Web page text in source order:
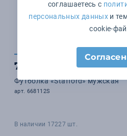
720 ₽
Футболка «Stafford» мужская
арт. 668112S
В наличии 17227 шт.
соглашаетесь с
персональных данныхи
cookie-